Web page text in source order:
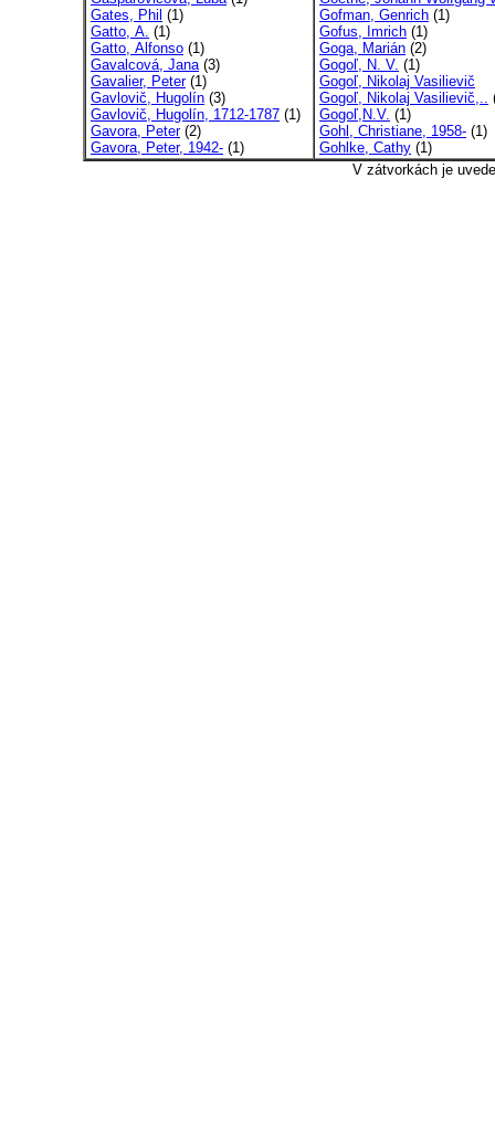
Gates, Phil (1)
Gatto, A. (1)
Gatto, Alfonso (1)
Gavalcová, Jana(3)
Gavalier, Peter(1)
Gavlovič, Hugolín (3)
Gavlovič, Hugolín, 1712-1787 (1)
Gavora, Peter(2)
Gavora, Peter, 1942- (1)
Gofman, Genrich (1)
Gofus, Imrich (1)
Goga, Marián (2)
Gogoľ, N. V. (1)
Gogoľ, Nikolaj Vasilievič
Gogoľ, Nikolaj Vasilievič,..
Gogoľ,N.V. (1)
Gohl, Christiane, 1958- (1)
Gohlke, Cathy (1)
V zátvorkách je